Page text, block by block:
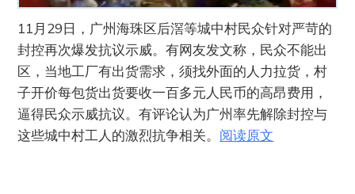
11月29日，广州海珠区后滘等城中村民众针对严苛的
封控再次爆发抗议示威。有网友发文称，民众不能出
区，当地工厂有出货需求，须找外面的人力拉货，村
子开价每包货出货要收一百多元人民币的高昂费用，
逼得民众示威抗议。有评论认为广州率先解除封控与
这些城中村工人的激烈抗争相关。 阅读原文